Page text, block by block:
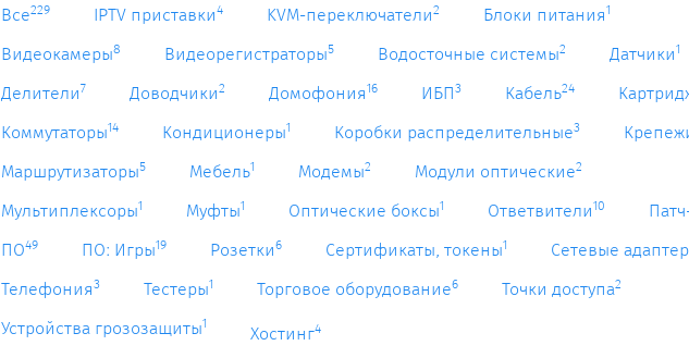
Все229 IPTV приставки4 KVM-переключатели2 Блоки питания1
Видеокамеры8 Видеорегистраторы5 Водосточные системы2 Датчики1
Делители7 Доводчики2 Домофония16 ИБП 3 Кабель24
Коммутаторы14 Кондиционеры1 Коробки распределительные3
Маршрутизаторы5 Мебель1 Модемы2 Модули оптические2
Мультиплексоры1 Муфты1 Оптические боксы1 Ответвители10
ПО49 ПО: Игры19 Розетки6 Сертификаты, токены1 Сетевые
Телефония3 Тестеры1 Торговое оборудование6 Точки доступа2
Устройства грозозащиты1
Хостинг4